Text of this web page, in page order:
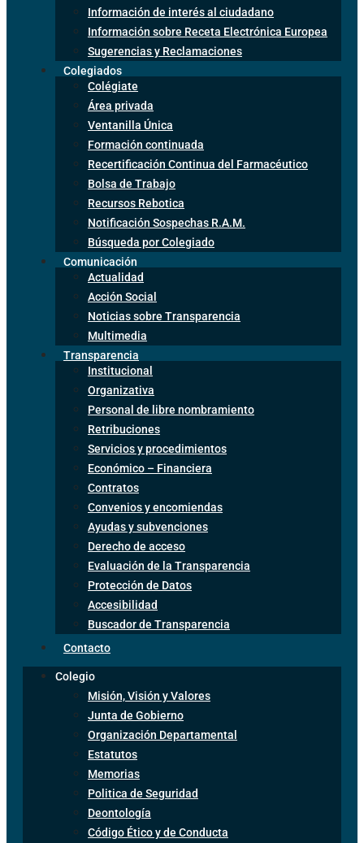
Información de interés al ciudadano
Información sobre Receta Electrónica Europea
Sugerencias y Reclamaciones
Colegiados
Colégiate
Área privada
Ventanilla Única
Formación continuada
Recertificación Continua del Farmacéutico
Bolsa de Trabajo
Recursos Rebotica
Notificación Sospechas R.A.M.
Búsqueda por Colegiado
Comunicación
Actualidad
Acción Social
Noticias sobre Transparencia
Multimedia
Transparencia
Institucional
Organizativa
Personal de libre nombramiento
Retribuciones
Servicios y procedimientos
Económico – Financiera
Contratos
Convenios y encomiendas
Ayudas y subvenciones
Derecho de acceso
Evaluación de la Transparencia
Protección de Datos
Accesibilidad
Buscador de Transparencia
Contacto
Colegio
Misión, Visión y Valores
Junta de Gobierno
Organización Departamental
Estatutos
Memorias
Politica de Seguridad
Deontología
Código Ético y de Conducta